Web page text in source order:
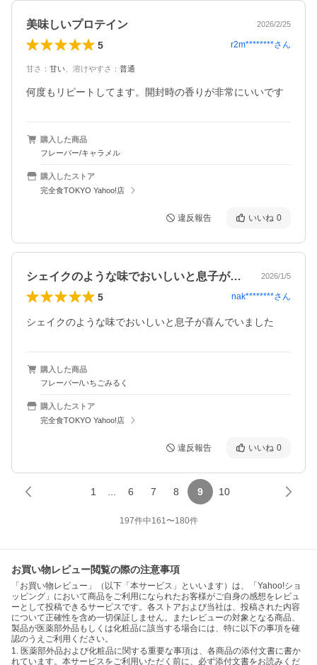
美味しいプロテイン 2026/2/25
5 r2m********さん
甘さ ： 甘い 溶けやすさ ： 普通
何度もリピートしてます。開封時の香りが非常にいいです
購入した商品
フレーバー/キャラメル
購入したストア
完全食TOKYO Yahoo!店
違反報告 いいね 0
シェイクのような味でおいしいと息子が喜… 2026/1/5
5 nak********さん
シェイクのような味でおいしいと息子が喜んでいました
購入した商品
フレーバー/いちごみるく
購入したストア
完全食TOKYO Yahoo!店
違反報告 いいね 0
1 6 7 8 9 10
197件中161〜180件
お買い物レビュー閲覧の際の注意事項
「お買い物レビュー」（以下「本サービス」といいます）は、「Yahoo!ショ
ッピング」において商品をご利用になられたお客様がご自身の感想をレビュ
ーとして投稿できるサービスです。各ストアおよび当社は、投稿された内容
について正確性を含め一切保証しません。またレビューの対象となる商品、
製品が医薬部外品もしくは化粧品に該当する場合には、特に以下の事項を確
認のうえご利用ください。
1. 医薬部外品および化粧品に関する重要な事項は、各商品の添付文書に書か
れています。本サービスをご利用いただく前に、必ず添付文書をお読みくだ